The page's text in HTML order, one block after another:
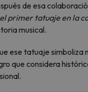
de esa
primer tatuaje en la
musical.
ese tatuaje simboliza
que considera